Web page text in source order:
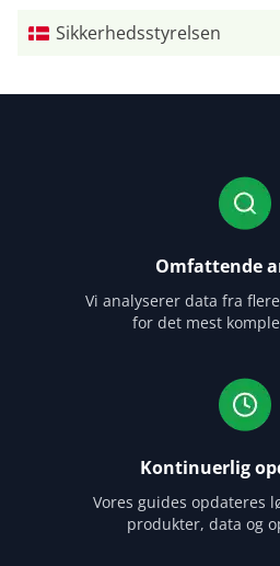
Sikkerhedsstyrelsen
Omfattende
Vi analyserer data fra
for det mest
Kontinuerlig
Vores guides opdateres
produkter, data og